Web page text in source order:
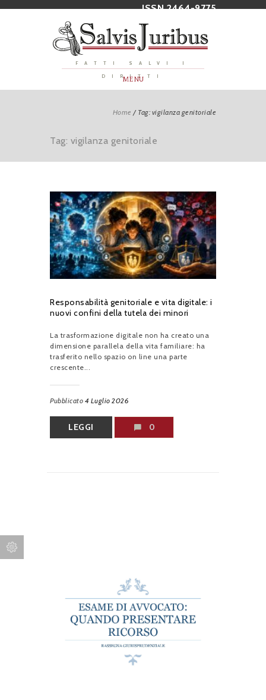
ISSN 2464-9775
FATTI SALVI I
DIRITTI
MENU
Home / Tag: vigilanza genitoriale
Tag: vigilanza genitoriale
Responsabilità genitoriale e vita digitale: i
nuovi confini della tutela dei minori
La trasformazione digitale non ha creato una
dimensione parallela della vita familiare: ha
trasferito nello spazio on line una parte
crescente...
Pubblicato 4 Luglio 2026
LEGGI 0